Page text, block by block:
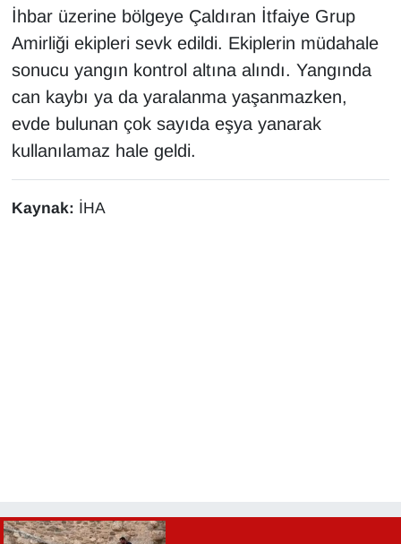
İhbar üzerine bölgeye Çaldıran İtfaiye Grup
Amirliği ekipleri sevk edildi. Ekiplerin müdahale
sonucu yangın kontrol altına alındı. Yangında
can kaybı ya da yaralanma yaşanmazken,
evde bulunan çok sayıda eşya yanarak
kullanılamaz hale geldi.
Kaynak: İHA
Kamu Alımları
Kim Kimdir?
Kültür & Sanat